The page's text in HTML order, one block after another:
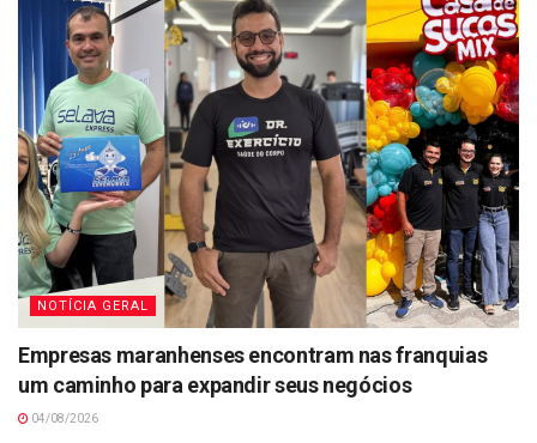
NOTÍCIA GERAL
Empresas maranhenses encontram nas franquias
um caminho para expandir seus negócios
04/08/2026